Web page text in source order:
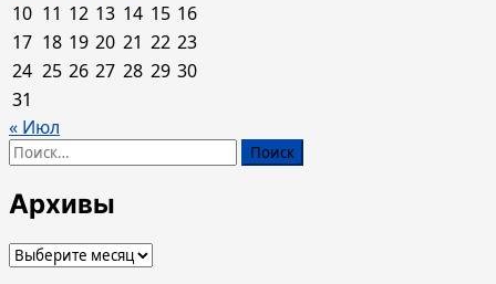
10 11 12 13 14 15 16
17 18 19 20 21 22 23
24 25 26 27 28 29 30
31
« Июл
Найти:
Архивы
Архивы